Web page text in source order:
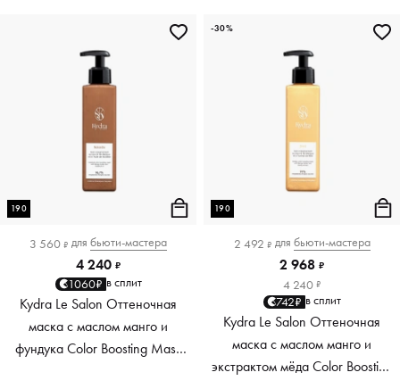
190
3 560 ₽ для бьюти-мастера
4 240 ₽
1060₽ в сплит
Kydra Le Salon Оттеночная
маска с маслом манго и
фундука Color Boosting Mask
190
2 492 ₽ для бьюти-мастера
2 968 ₽
4 240 ₽
742₽ в сплит
Kydra Le Salon Оттеночная
маска с маслом манго и
экстрактом мёда Color Boosting
-30%